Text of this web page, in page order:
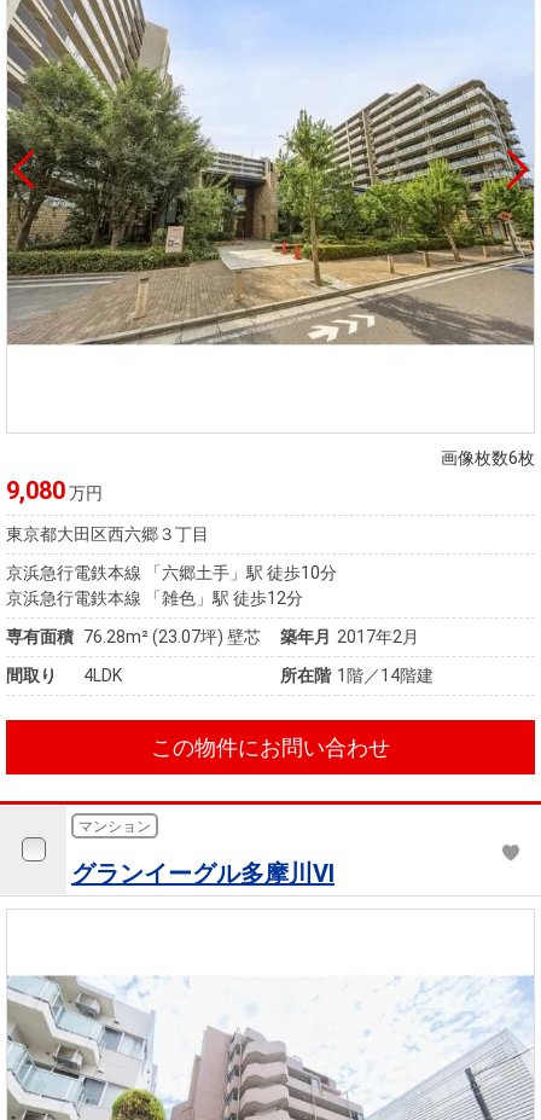
画像枚数6枚
9,080万円
東京都大田区西六郷３丁目
京浜急行電鉄本線 「六郷土手」駅 徒歩10分
京浜急行電鉄本線 「雑色」駅 徒歩12分
専有面積 76.28m²(23.07坪) 壁芯 築年月 2017年2月
間取り
4LDK 所在階 1階／14階建
この物件にお問い合わせ
マンション
グランイーグル多摩川VI